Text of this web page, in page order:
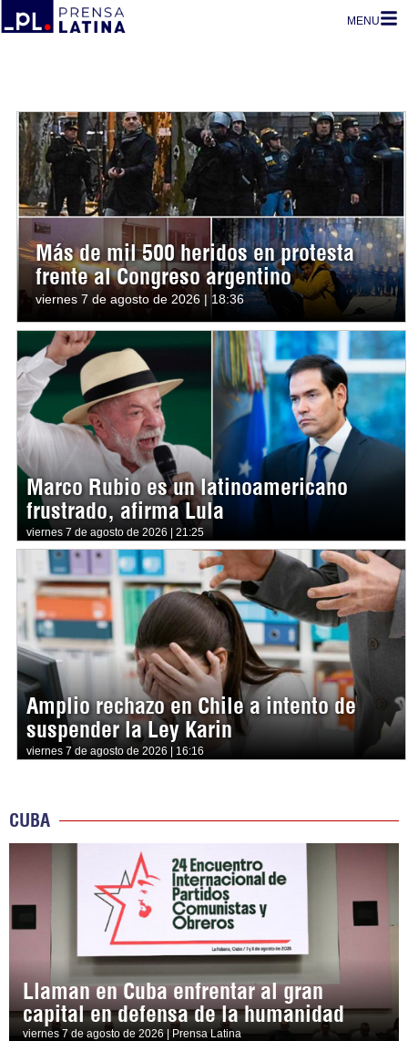
MENU
Más de mil 500 heridos en protesta
frente al Congreso argentino
viernes 7 de agosto de 2026 | 18:36
Marco Rubio es un latinoamericano
frustrado, afirma Lula
viernes 7 de agosto de 2026 | 21:25
Amplio rechazo en Chile a intento de
suspender la Ley Karin
viernes 7 de agosto de 2026 | 16:16
CUBA
Llaman en Cuba enfrentar al gran
capital en defensa de la humanidad
viernes 7 de agosto de 2026 | Prensa Latina